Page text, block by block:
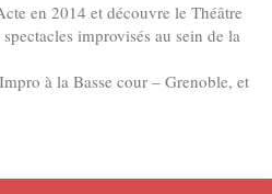
en 2014 et découvre le Théâtre
improvisés au sein de la
à la Basse cour – Grenoble, et